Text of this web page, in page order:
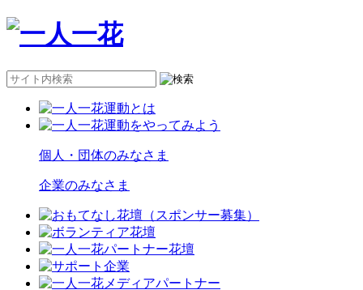
個人・団体のみなさま
企業のみなさま